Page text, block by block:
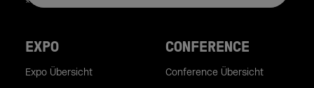
EXPO
Expo Übersicht
CONFERENCE
Conference Übersicht